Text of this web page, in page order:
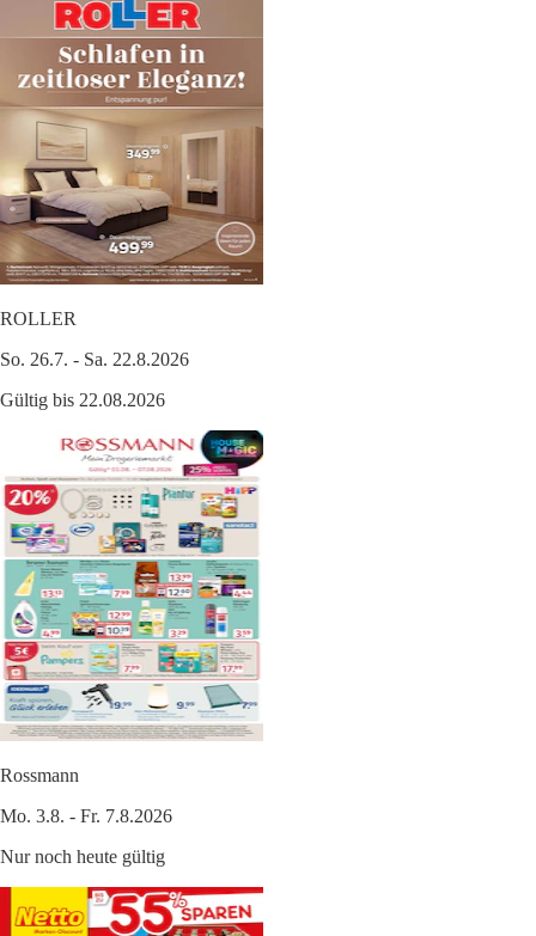
ROLLER
So. 26.7. - Sa. 22.8.2026
Gültig bis 22.08.2026
Rossmann
Mo. 3.8. - Fr. 7.8.2026
Nur noch heute gültig